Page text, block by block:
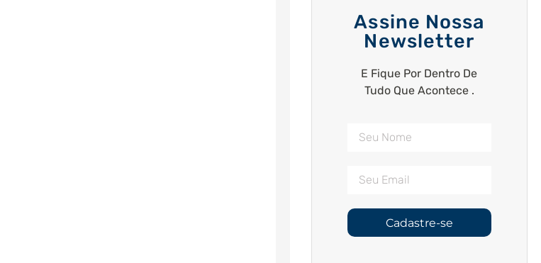
Assine Nossa
Newsletter
E Fique Por Dentro De
Tudo Que Acontece .
Cadastre-se